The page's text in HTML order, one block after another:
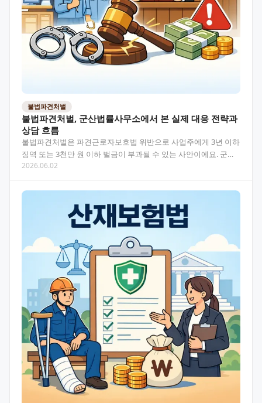
불법파견처벌
불법파견처벌, 군산법률사무소에서 본 실제 대응 전략과
상담 흐름
불법파견처벌은 파견근로자보호법 위반으로 사업주에게 3년 이하
징역 또는 3천만 원 이하 벌금이 부과될 수 있는 사안이에요. 군산
법률사무소를 찾는 분들이 실제로 어떤 상황에서 어떻게…
2026.06.02